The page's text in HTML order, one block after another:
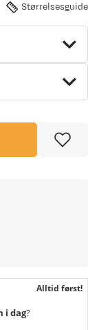
Størrelsesguide
Alltid først!
i dag?